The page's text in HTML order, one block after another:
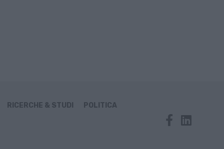
RICERCHE & STUDI POLITICA